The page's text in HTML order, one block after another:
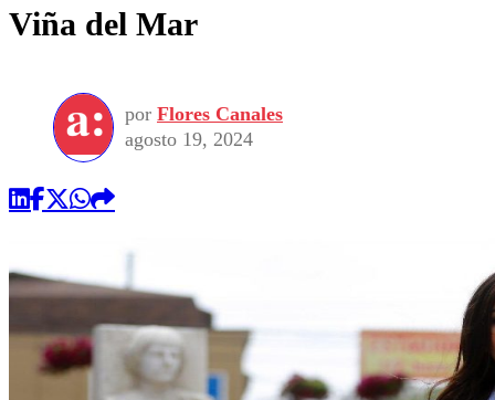
Viña del Mar
por Flores Canales
agosto 19, 2024